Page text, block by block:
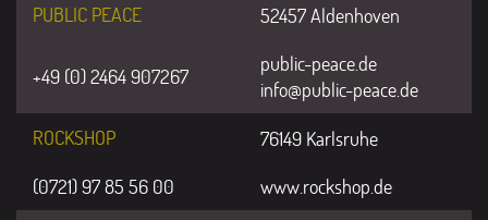
PUBLIC PEACE
52457 Aldenhoven
+49 (0) 2464 907267
public-peace.de
info@public-peace.de
ROCKSHOP
76149 Karlsruhe
(0721) 97 85 56 00
www.rockshop.de